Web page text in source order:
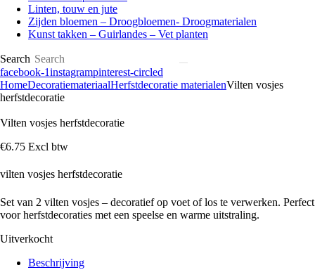
Linten, touw en jute
Zijden bloemen – Droogbloemen- Droogmaterialen
Kunst takken – Guirlandes – Vet planten
Search
facebook-1instagrampinterest-circled
HomeDecoratiemateriaalHerfstdecoratie materialenVilten vosjes
herfstdecoratie
Vilten vosjes herfstdecoratie
€6.75 Excl btw
vilten vosjes herfstdecoratie
Set van 2 vilten vosjes – decoratief op voet of los te verwerken. Perfect
voor herfstdecoraties met een speelse en warme uitstraling.
Uitverkocht
Beschrijving